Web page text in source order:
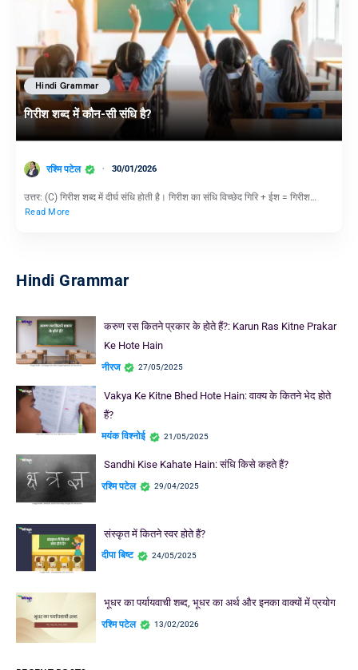
Hindi Grammar
गिरीश शब्द में कौन-सी संधि है?
रश्मि पटेल 30/01/2026
उत्तर: (C) गिरीश शब्द में दीर्घ संधि होती है। गिरीश का संधि विच्छेद गिरि + ईश = गिरीश…
Read More
Hindi Grammar
करुण रस कितने प्रकार के होते हैं?: Karun Ras Kitne Prakar
Ke Hote Hain
नीरज 27/05/2025
Vakya Ke Kitne Bhed Hote Hain: वाक्य के कितने भेद होते
हैं?
मयंक विश्नोई 21/05/2025
Sandhi Kise Kahate Hain: संधि किसे कहते हैं?
रश्मि पटेल 29/04/2025
संस्कृत में कितने स्वर होते हैं?
दीपा बिष्ट 24/05/2025
भूधर का पर्यायवाची शब्द, भूधर का अर्थ और इनका वाक्यों में प्रयोग
रश्मि पटेल 13/02/2026